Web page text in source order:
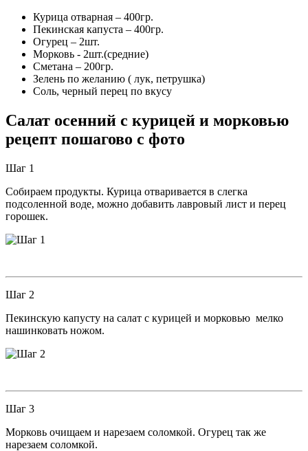
Курица отварная – 400гр.
Пекинская капуста – 400гр.
Огурец – 2шт.
Морковь - 2шт.(средние)
Сметана – 200гр.
Зелень по желанию ( лук, петрушка)
Соль, черный перец по вкусу
Салат осенний с курицей и морковью
рецепт пошагово с фото
Шаг 1
Собираем продукты. Курица отваривается в слегка
подсоленной воде, можно добавить лавровый лист и перец
горошек.
Шаг 2
Пекинскую капусту на салат с курицей и морковью мелко
нашинковать ножом.
Шаг 3
Морковь очищаем и нарезаем соломкой. Огурец так же
нарезаем соломкой.